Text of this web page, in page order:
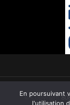
© Copyright
En poursuivant
l'utilisation